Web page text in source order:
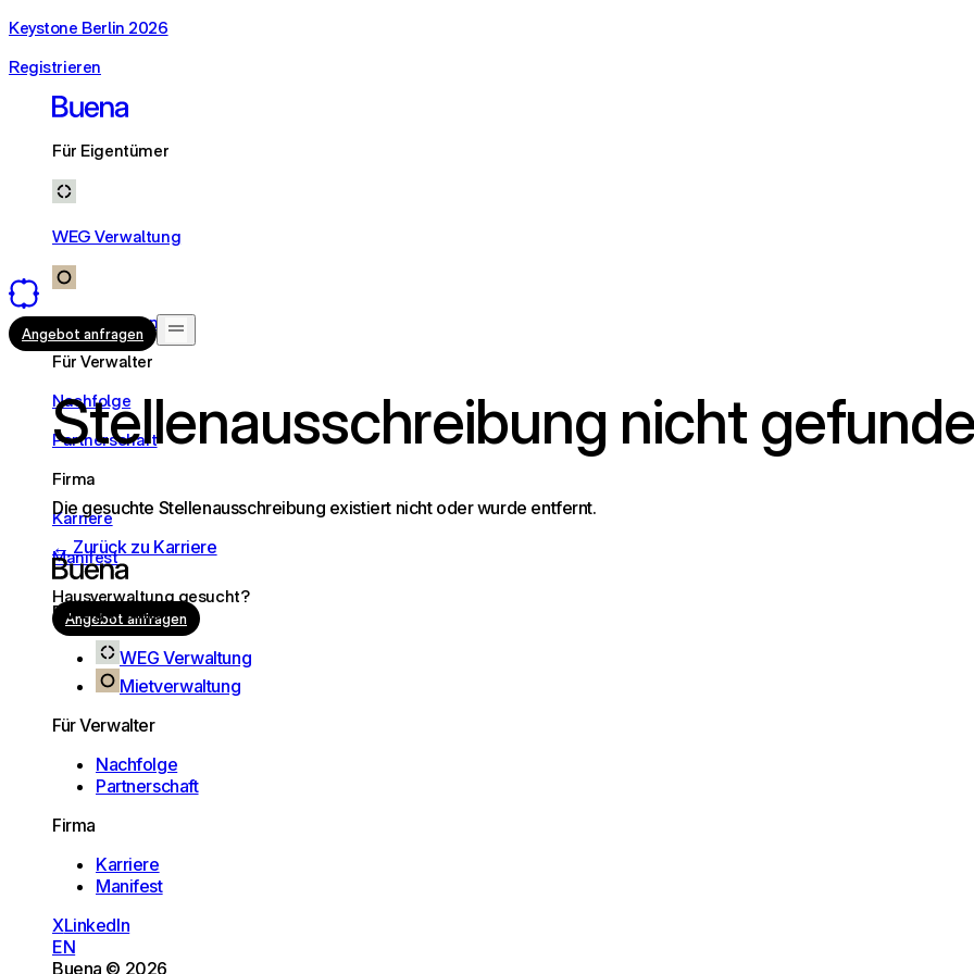
Keystone Berlin 2026
Registrieren
Für Eigentümer
WEG Verwaltung
Mietverwaltung
Für Verwalter
Nachfolge
Partnerschaft
Firma
Karriere
Manifest
Hausverwaltung gesucht?
Angebot anfragen
Angebot anfragen
Stellenausschreibung nicht
Die gesuchte Stellenausschreibung existiert nicht oder wurde entfernt.
← Zurück zu Karriere
Für Eigentümer
WEG Verwaltung
Mietverwaltung
Für Verwalter
Nachfolge
Partnerschaft
Firma
Karriere
Manifest
XLinkedIn
EN
Buena © 2026